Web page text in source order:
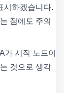
시하겠습니다.
점에도 주의
시작 노드이
것으로 생각